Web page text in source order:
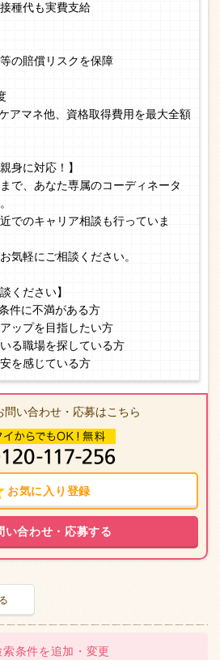
種代も実費支給
の賠償リスクを保障
アマネ他、資格取得費用を最大全額
身に対応！】
で、あなた専属のコーディネータ
でのキャリア相談も行っていま
気軽にご相談ください。
ください】
件に不満がある方
ップを目指したい方
る職場を探している方
を感じている方
問い合わせ・応募はこちら
お気に入り登録
い合わせ・応募する
索条件を追加・変更